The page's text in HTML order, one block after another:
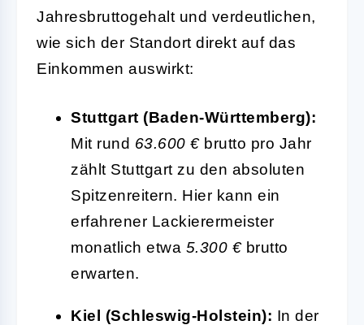
Jahresbruttogehalt und verdeutlichen,
wie sich der Standort direkt auf das
Einkommen auswirkt:
Stuttgart (Baden-Württemberg):
Mit rund 63.600 €brutto pro Jahr
zählt Stuttgart zu den absoluten
Spitzenreitern. Hier kann ein
erfahrener Lackierermeister
monatlich etwa 5.300 €brutto
erwarten.
Kiel (Schleswig-Holstein): In der